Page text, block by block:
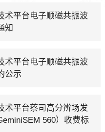
术平台电子顺磁共振波
知
术平台电子顺磁共振波
公示
术平台蔡司高分辨场发
560）收费标